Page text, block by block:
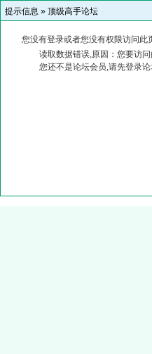
提示信息 » 顶级高手论坛
您没有登录或者您没有权限访问此
读取数据错误,原因：您要访
您还不是论坛会员,请先登录